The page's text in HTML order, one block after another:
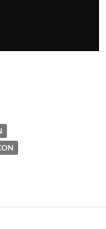
depuis la